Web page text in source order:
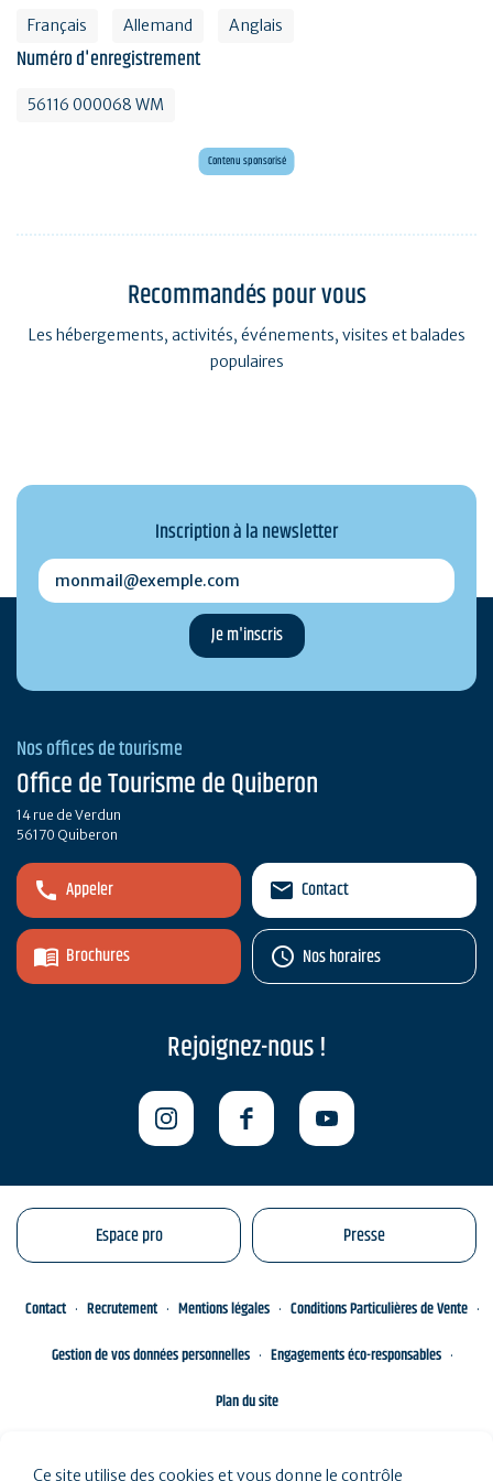
Français Allemand Anglais
Numéro d'enregistrement
56116 000068 WM
Contenu sponsorisé
Voyagez en Préhistoire !
Recommandés pour vous
Les hébergements, activités, événements, visites et balades
populaires
Inscription à la newsletter
monmail@exemple.com
Nos offices de tourisme
Office de Tourisme de Quiberon
14 rue de Verdun
56170 Quiberon
Appeler
Brochures
Contact
Nos horaires
Rejoignez-nous !
Espace pro Presse
Contact Recrutement Mentions légales
Conditions Particulières de Vente
Gestion de vos données personnelles
Engagements éco-responsables
Plan du site
Ce site utilise des cookies et vous donne le contrôle